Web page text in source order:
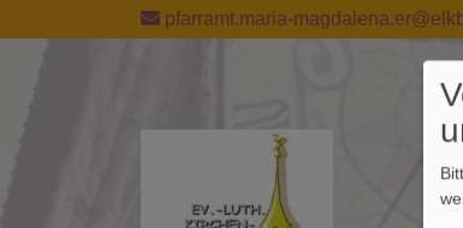
zum
pfarramt.maria-